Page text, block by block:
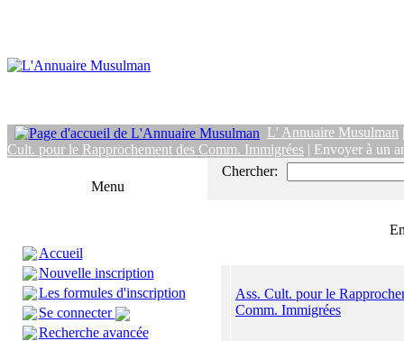
L' Annuaire Musulman
Cult. pour le Rapprochement des Comm. Immigrées | Envoyer à un
Menu
Accueil
Nouvelle inscription
Les formules d'inscription
Se connecter
Recherche avancée
Chercher:
Ass. Cult. pour le
Comm. Immigrées